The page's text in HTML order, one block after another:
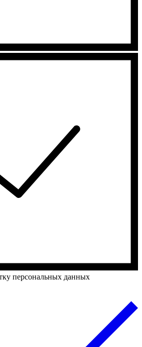
персональных данных